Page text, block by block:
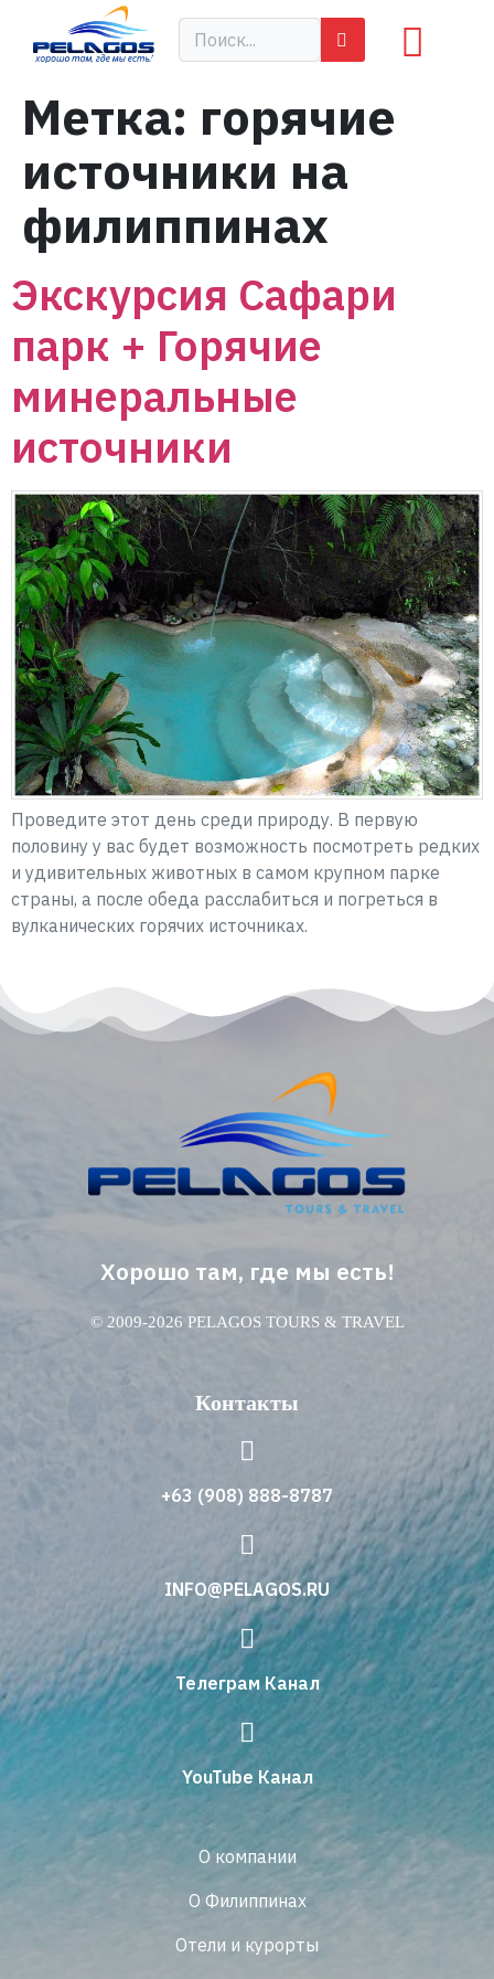
Метка: горячие
источники на
филиппинах
Экскурсия Сафари
парк + Горячие
минеральные
источники
Проведите этот день среди природу. В первую
половину у вас будет возможность посмотреть редких
и удивительных животных в самом крупном парке
страны, а после обеда расслабиться и погреться в
вулканических горячих источниках.
Хорошо там, где мы есть!
© 2009-2026 PELAGOS TOURS & TRAVEL
Контакты
+63 (908) 888-8787
INFO@PELAGOS.RU
Телеграм Канал
YouTube Канал
О компании
О Филиппинах
Отели и курорты